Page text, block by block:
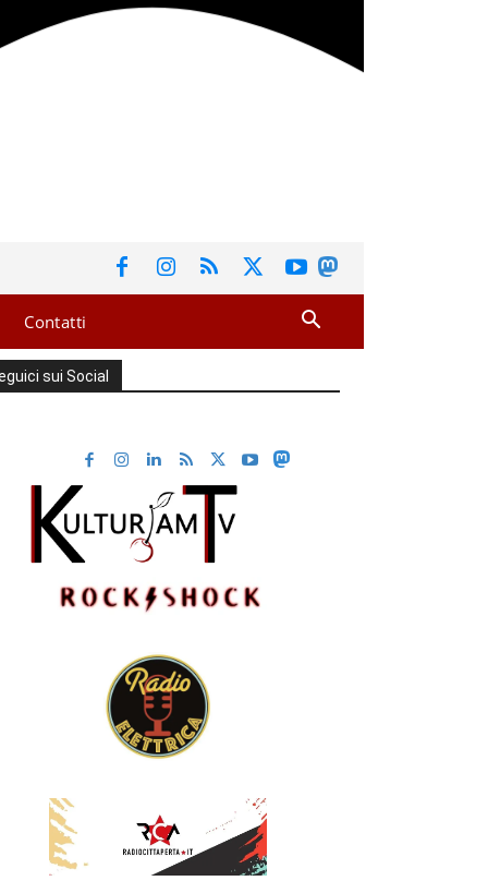
Contatti
sui Social